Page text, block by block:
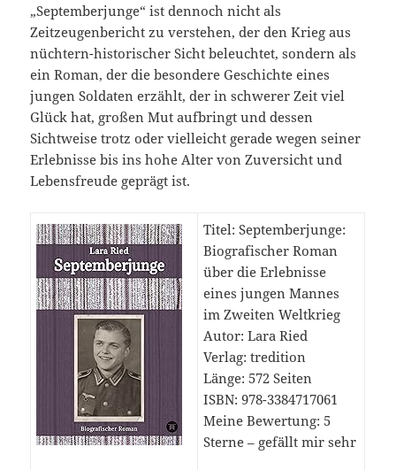
„Septemberjunge“ ist dennoch nicht als
Zeitzeugenbericht zu verstehen, der den Krieg aus
nüchtern-historischer Sicht beleuchtet, sondern als
ein Roman, der die besondere Geschichte eines
jungen Soldaten erzählt, der in schwerer Zeit viel
Glück hat, großen Mut aufbringt und dessen
Sichtweise trotz oder vielleicht gerade wegen seiner
Erlebnisse bis ins hohe Alter von Zuversicht und
Lebensfreude geprägt ist.
Titel: Septemberjunge:
Biografischer Roman
über die Erlebnisse
eines jungen Mannes
im Zweiten Weltkrieg
Autor: Lara Ried
Verlag: tredition
Länge: 572 Seiten
ISBN: 978-3384717061
Meine Bewertung: 5
Sterne – gefällt mir sehr